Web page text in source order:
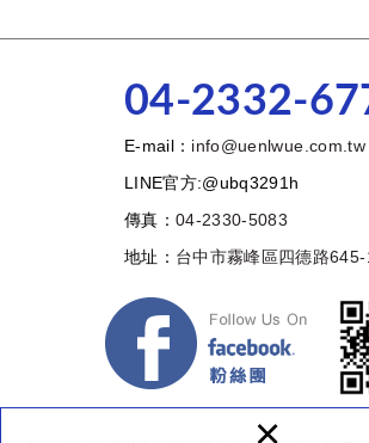
×
04-2332-
E-mail： info@uenlwue.com.tw
LINE官方:@ubq3291h
傳真： 04-2330-5083
地址： 台中市霧峰區四德路